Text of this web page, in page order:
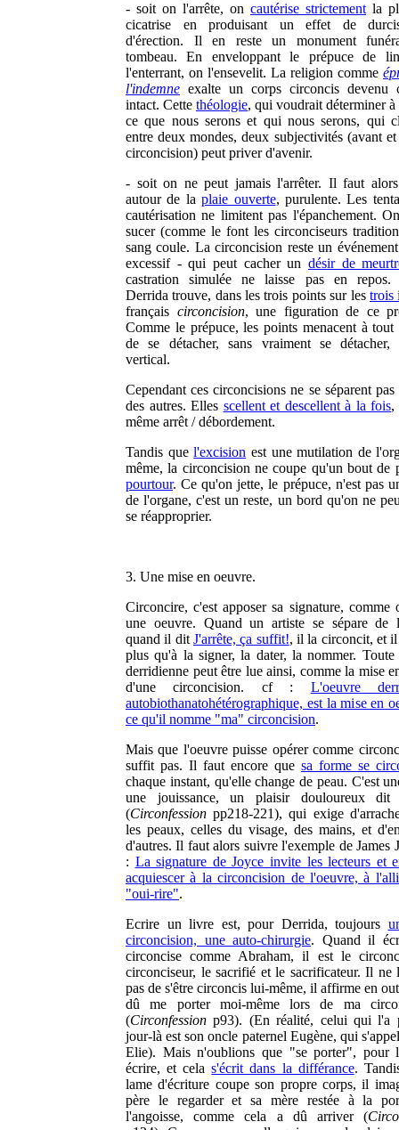
- soit on l'arrête, on cautérise strictement la
cicatrise en produisant un effet de
d'érection. Il en reste un monument
tombeau. En enveloppant le prépuce de
l'enterrant, on l'ensevelit. La religion comme
l'indemne exalte un corps circoncis devenu
intact. Cette théologie, qui voudrait déterminer à
ce que nous serons et qui nous serons, qui
entre deux mondes, deux subjectivités (avant et
circoncision) peut priver d'avenir.
- soit on ne peut jamais l'arrêter. Il faut
autour de laplaie ouverte, purulente. Les
cautérisation ne limitent pas l'épanchement.
sucer (comme le font les circonciseurs
sang coule. La circoncision reste un
excessif - qui peut cacher un désir de
castration simulée ne laisse pas en repos.
Derrida trouve, dans les trois points sur les trois
français circoncision, une figuration de ce
Comme le prépuce, les points menacent à tout
de se détacher, sans vraiment se
vertical.
Cependant ces circoncisions ne se séparent pas
des autres. Elles scellent et descellent à la fois,
même arrêt / débordement.
Tandis quel'excision est une mutilation de
même, la circoncision ne coupe qu'un bout de
pourtour. Ce qu'on jette, le prépuce, n'est pas
de l'organe, c'est un reste, un bord qu'on ne
se réapproprier.
3. Une mise en oeuvre.
Circoncire, c'est apposer sa signature, comme
une oeuvre. Quand un artiste se sépare de
quand il dit J'arrête, ça suffit!, il la circoncit, et il
plus qu'à la signer, la dater, la nommer. Toute
derridienne peut être lue ainsi, comme la mise
d'une circoncision. cf : L'oeuvre
autobiothanatohétérographique, est la mise en
ce qu'il nomme "ma" circoncision.
Mais que l'oeuvre puisse opérer comme
suffit pas. Il faut encore que sa forme se
chaque instant, qu'elle change de peau. C'est
une jouissance, un plaisir douloureux dit
(Circonfession pp218-221), qui exige
les peaux, celles du visage, des mains, et
d'autres. Il faut alors suivre l'exemple de James
: La signature de Joyce invite les lecteurs et
acquiescer à la circoncision de l'oeuvre, à
"oui-rire".
Ecrire un livre est, pour Derrida, toujours
circoncision, une auto-chirurgie. Quand il
circoncise comme Abraham, il est le
circonciseur, le sacrifié et le sacrificateur. Il
pas de s'être circoncis lui-même, il affirme en
dû me porter moi-même lors de ma
(Circonfession p93). (En réalité, celui qui l'a
jour-là est son oncle paternel Eugène, qui
Elie). Mais n'oublions que "se porter", pour
écrire, et celas'écrit dans la différance.
lame d'écriture coupe son propre corps, il
père le regarder et sa mère restée à la
l'angoisse, comme cela a dû arriver (